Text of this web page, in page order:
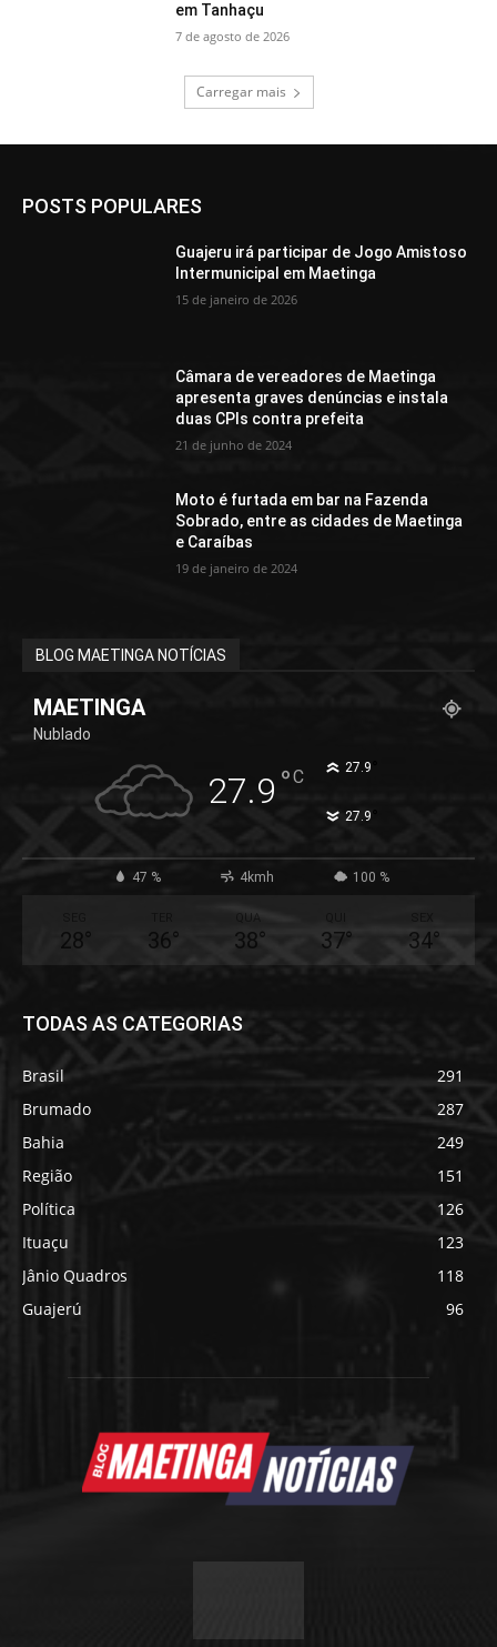
em Tanhaçu
7 de agosto de 2026
Carregar mais
POSTS POPULARES
Guajeru irá participar de Jogo Amistoso
Intermunicipal em Maetinga
15 de janeiro de 2026
Câmara de vereadores de Maetinga
apresenta graves denúncias e instala
duas CPIs contra prefeita
21 de junho de 2024
Moto é furtada em bar na Fazenda
Sobrado, entre as cidades de Maetinga
e Caraíbas
19 de janeiro de 2024
BLOG MAETINGA NOTÍCIAS
MAETINGA
Nublado
27.9 °C 27.9
27.9
47 % 4kmh 100 %
28° 36°
QUA
38° 37° 34°
TODAS AS CATEGORIAS
Brasil
291
Brumado
287
Bahia
249
Região
151
Política
126
Ituaçu
123
Jânio Quadros
118
Guajerú
96